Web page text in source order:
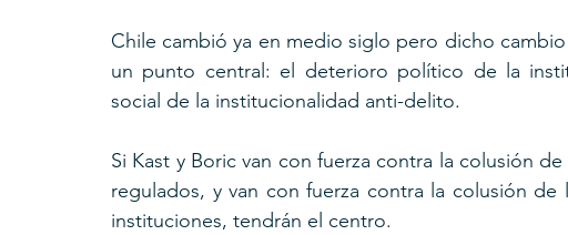
Chile cambió ya en medio siglo pero dicho
un punto central: el deterioro político de la
social de la institucionalidad anti-delito.
Si Kast y Boric van con fuerza contra la colusión
regulados, y van con fuerza contra la colusión
instituciones, tendrán el centro.